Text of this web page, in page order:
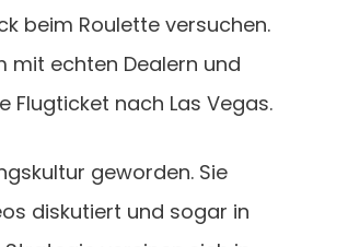
beim Roulette versuchen.
mit echten Dealern und
Flugticket nach Las Vegas.
geworden. Sie
diskutiert und sogar in